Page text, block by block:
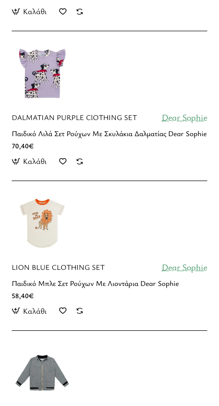
Καλάθι
DALMATIAN PURPLE ClOTHING SET Dear Sophie
Παιδικό Λιλά Σετ Ρούχων Με Σκυλάκια Δαλματίας Dear Sophie
70,40€
Καλάθι
LION BLUE CLOTHING SET Dear Sophie
Παιδικό Μπλε Σετ Ρούχων Με Λιοντάρια Dear Sophie
58,40€
Καλάθι